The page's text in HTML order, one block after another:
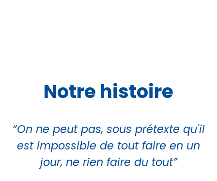
Notre histoire
“On ne peut pas, sous prétexte qu'il
est impossible de tout faire en un
jour, ne rien faire du tout”